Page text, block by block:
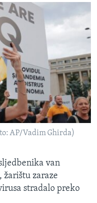
AP/Vadim Ghirda)
van
zaraze
stradalo preko